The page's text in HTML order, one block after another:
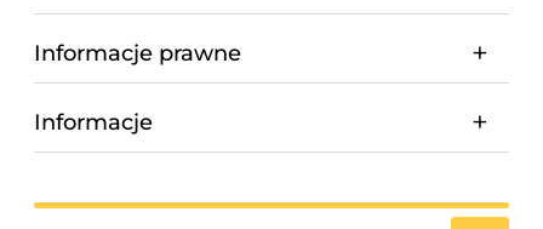
Informacje prawne
Informacje